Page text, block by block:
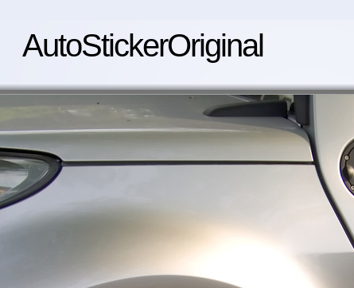
AutoStickerOriginal